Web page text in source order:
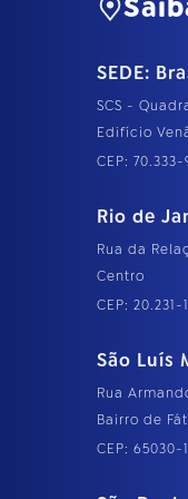
SEDE:
SCS -
Edifício
CEP:
Rio de
Rua da
Centro
CEP: 20.231-
São Luís
Rua
Bairro de
CEP: 65030-